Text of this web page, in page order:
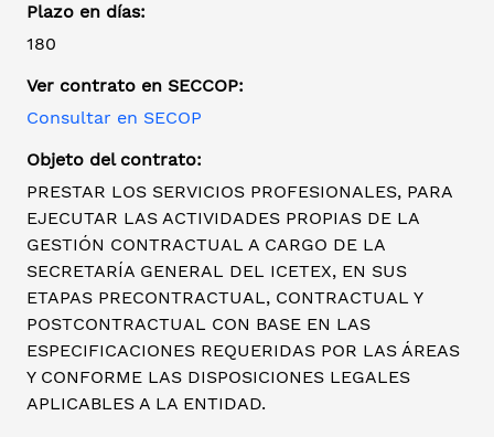
Plazo en días:
180
Ver contrato en SECCOP:
Consultar en SECOP
Objeto del contrato:
PRESTAR LOS SERVICIOS PROFESIONALES, PARA
EJECUTAR LAS ACTIVIDADES PROPIAS DE LA
GESTIÓN CONTRACTUAL A CARGO DE LA
SECRETARÍA GENERAL DEL ICETEX, EN SUS
ETAPAS PRECONTRACTUAL, CONTRACTUAL Y
POSTCONTRACTUAL CON BASE EN LAS
ESPECIFICACIONES REQUERIDAS POR LAS ÁREAS
Y CONFORME LAS DISPOSICIONES LEGALES
APLICABLES A LA ENTIDAD.